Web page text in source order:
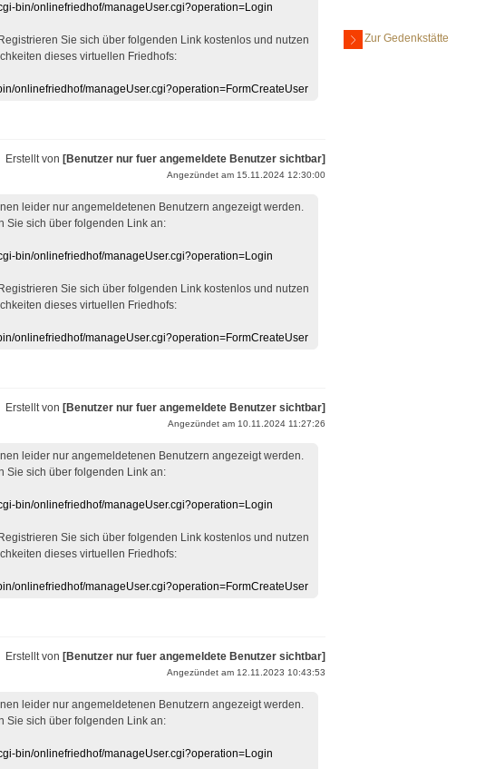
bin/onlinefriedhof/manageUser.cgi?operation=Login
Sie sich über folgenden Link kostenlos und nutzen
dieses virtuellen Friedhofs:
onlinefriedhof/manageUser.cgi?operation=FormCreateUser
Erstellt von [Benutzer nur fuer angemeldete Benutzer sichtbar]
Angezündet am 15.11.2024 12:30:00
leider nur angemeldetenen Benutzern angezeigt werden.
Sie sich über folgenden Link an:
bin/onlinefriedhof/manageUser.cgi?operation=Login
Sie sich über folgenden Link kostenlos und nutzen
dieses virtuellen Friedhofs:
onlinefriedhof/manageUser.cgi?operation=FormCreateUser
Erstellt von [Benutzer nur fuer angemeldete Benutzer sichtbar]
Angezündet am 10.11.2024 11:27:26
leider nur angemeldetenen Benutzern angezeigt werden.
Sie sich über folgenden Link an:
bin/onlinefriedhof/manageUser.cgi?operation=Login
Sie sich über folgenden Link kostenlos und nutzen
dieses virtuellen Friedhofs:
onlinefriedhof/manageUser.cgi?operation=FormCreateUser
Erstellt von [Benutzer nur fuer angemeldete Benutzer sichtbar]
Angezündet am 12.11.2023 10:43:53
leider nur angemeldetenen Benutzern angezeigt werden.
Sie sich über folgenden Link an:
bin/onlinefriedhof/manageUser.cgi?operation=Login
Zur Gedenkstätte